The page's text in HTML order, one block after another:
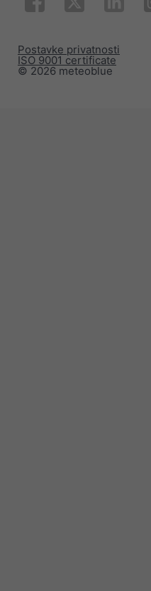
© 2026 meteoblue
ISO 9001 certificate
Postavke privatnosti